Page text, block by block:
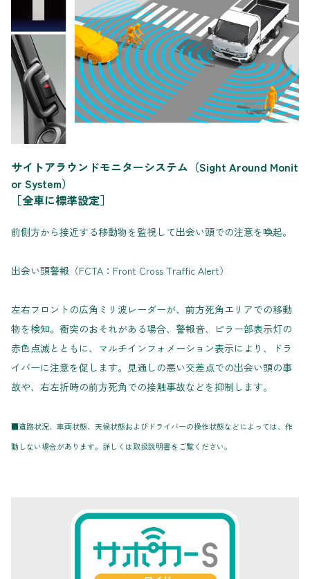
サイトアラウンドモニターシステム（Sight Around Monit
or System）
［全車に標準設定］
前側方から接近する移動物を監視して出会い頭での注意を喚起。
出会い頭警報（FCTA：Front Cross Traffic Alert）
左右フロントの広角ミリ波レーダーが、前方死角エリアでの移動
物を検知。衝突のおそれがある場合、警報音、ピラー部表示灯の
赤色点滅とともに、マルチインフォメーション表示により、ドラ
イバーに注意を促します。見通しの悪い交差点での出会い頭の事
故や、右左折時の前方死角での接触事故などを抑制します。
■道路状況、車両状態、天候状態およびドライバーの操作状態などによっては、作
動しない場合があります。詳しくは取扱説明書をご覧ください。